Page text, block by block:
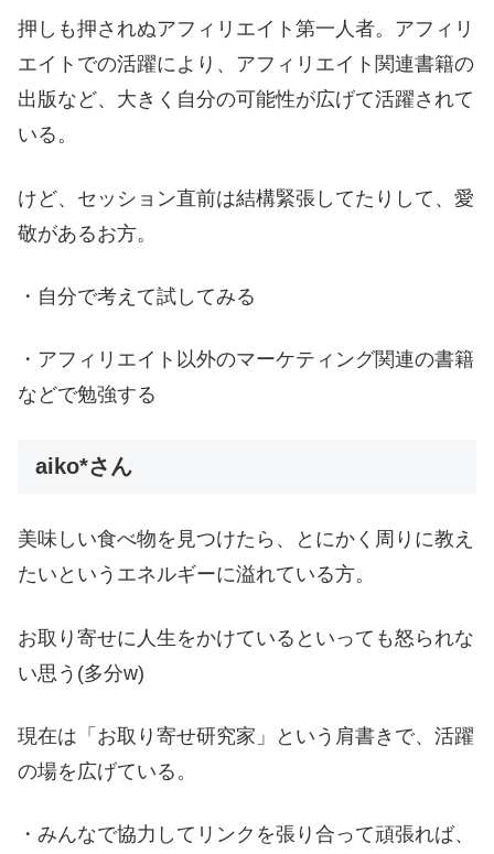
押しも押されぬアフィリエイト第一人者。アフィリ
エイトでの活躍により、アフィリエイト関連書籍の
出版など、大きく自分の可能性が広げて活躍されて
いる。
けど、セッション直前は結構緊張してたりして、愛
敬があるお方。
・自分で考えて試してみる
・アフィリエイト以外のマーケティング関連の書籍
などで勉強する
aiko*さん
美味しい食べ物を見つけたら、とにかく周りに教え
たいというエネルギーに溢れている方。
お取り寄せに人生をかけているといっても怒られな
い思う(多分w)
現在は「お取り寄せ研究家」という肩書きで、活躍
の場を広げている。
・みんなで協力してリンクを張り合って頑張れば、